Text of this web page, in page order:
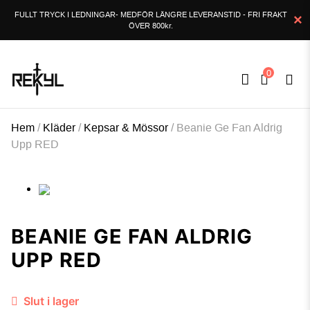
FULLT TRYCK I LEDNINGAR- MEDFÖR LÄNGRE LEVERANSTID - FRI FRAKT
ÖVER 800kr.
×
0
Hem/ Kläder/ Kepsar & Mössor/Beanie Ge Fan Aldrig
Upp RED
BEANIE GE FAN ALDRIG
UPP RED
Slut i lager